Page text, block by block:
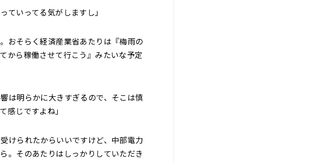
ていってる気がしますし」
おそらく経済産業省あたりは『梅雨の
から稼働させて行こう』みたいな予定
は明らかに大きすぎるので、そこは慎
感じですよね」
けられたからいいですけど、中部電力
。そのあたりはしっかりしていただき